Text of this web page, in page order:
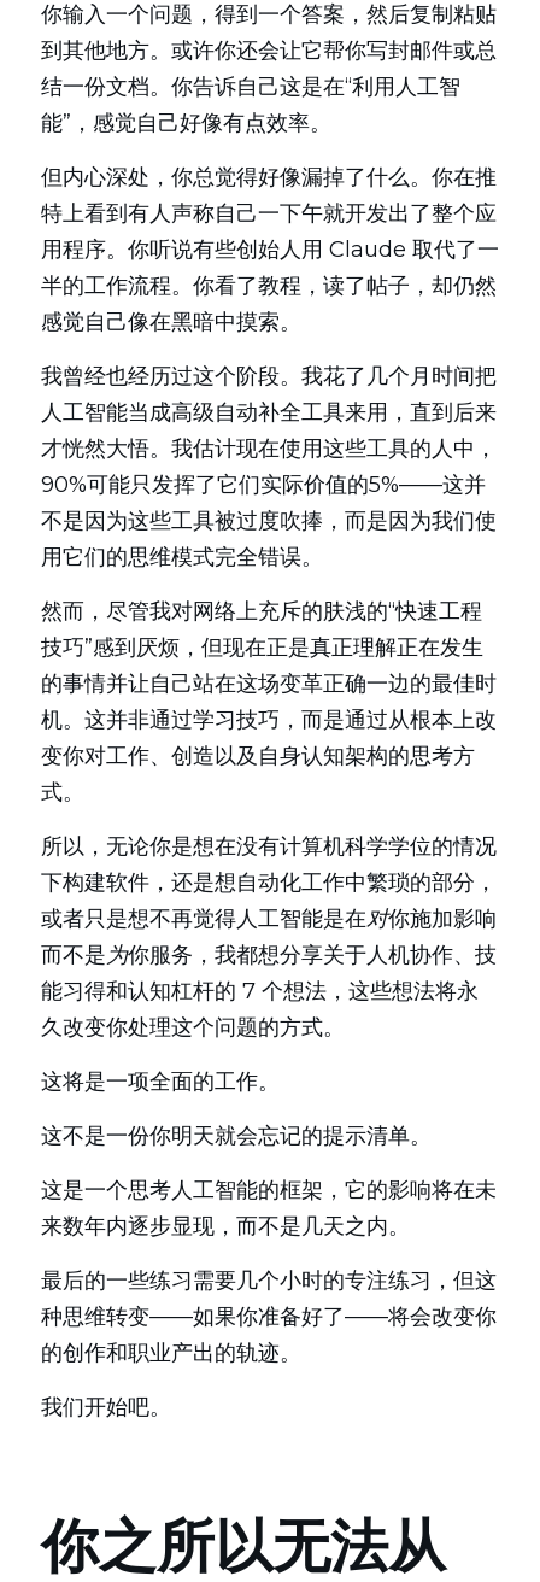
你输入一个问题，得到一个答案，然后复制粘贴
到其他地方。或许你还会让它帮你写封邮件或总
结一份文档。你告诉自己这是在“利用人工智
能”，感觉自己好像有点效率。
但内心深处，你总觉得好像漏掉了什么。你在推
特上看到有人声称自己一下午就开发出了整个应
用程序。你听说有些创始人用 Claude 取代了一
半的工作流程。你看了教程，读了帖子，却仍然
感觉自己像在黑暗中摸索。
我曾经也经历过这个阶段。我花了几个月时间把
人工智能当成高级自动补全工具来用，直到后来
才恍然大悟。我估计现在使用这些工具的人中，
90%可能只发挥了它们实际价值的5%——这并
不是因为这些工具被过度吹捧，而是因为我们使
用它们的思维模式完全错误。
然而，尽管我对网络上充斥的肤浅的“快速工程
技巧”感到厌烦，但现在正是真正理解正在发生
的事情并让自己站在这场变革正确一边的最佳时
机。这并非通过学习技巧，而是通过从根本上改
变你对工作、创造以及自身认知架构的思考方
式。
所以，无论你是想在没有计算机科学学位的情况
下构建软件，还是想自动化工作中繁琐的部分，
或者只是想不再觉得人工智能是在对你施加影响
而不是为你服务，我都想分享关于人机协作、技
能习得和认知杠杆的 7 个想法，这些想法将永
久改变你处理这个问题的方式。
这将是一项全面的工作。
这不是一份你明天就会忘记的提示清单。
这是一个思考人工智能的框架，它的影响将在未
来数年内逐步显现，而不是几天之内。
最后的一些练习需要几个小时的专注练习，但这
种思维转变——如果你准备好了——将会改变你
的创作和职业产出的轨迹。
我们开始吧。
你之所以无法从